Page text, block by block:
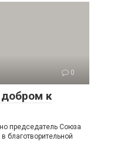
0
к
председатель Союза
благотворительной